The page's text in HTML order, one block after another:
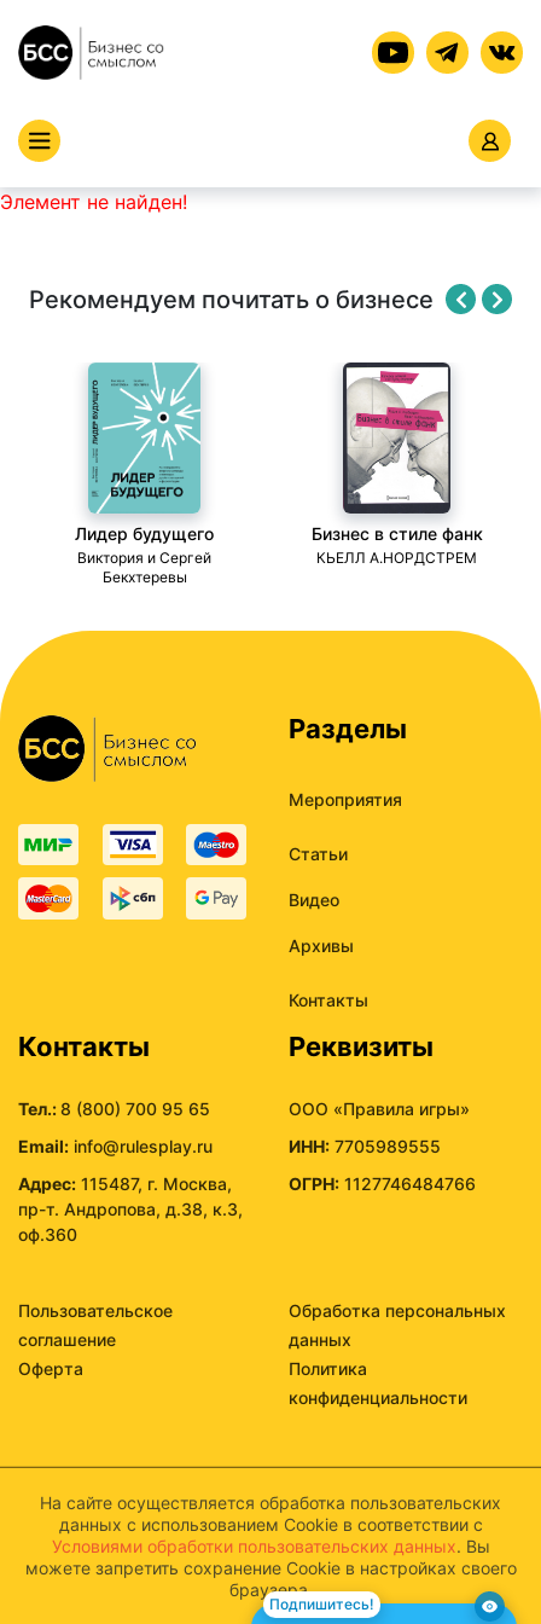
Элемент не найден!
Рекомендуем почитать о бизнесе
Лидер будущего
Виктория и Сергей
Бекхтеревы
Бизнес в стиле фанк
КЬЕЛЛ А.НОРДСТРЕМ
Разделы
Мероприятия
Статьи
Видео
Архивы
Контакты
Контакты
Тел.:8 (800) 700 95 65
Email: info@rulesplay.ru
Адрес: 115487, г. Москва,
пр-т. Андропова, д.38, к.3,
оф.360
Реквизиты
ООО «Правила игры»
ИНН: 7705989555
ОГРН: 1127746484766
Пользовательское
соглашение
Обработка персональных
данных
Оферта
Политика
конфиденциальности
На сайте осуществляется обработка пользовательских
данных с использованием Cookie в соответствии с
Условиями обработки пользовательских данных. Вы
можете запретить сохранение Cookie в настройках своего
браузера.
Подпишитесь!